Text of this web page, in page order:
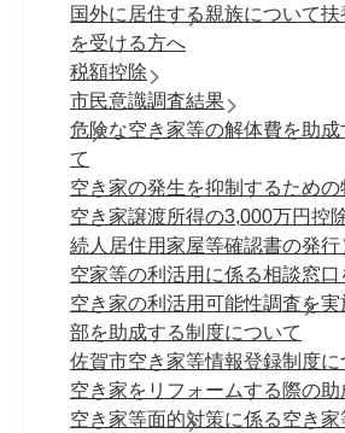
国外に居住する親族について扶
を受ける方へ
税額控除
市民意識調査結果
危険な空き家等の解体費を助
て
空き家の発生を抑制するため
空き家譲渡所得の3,000万円控
続人居住用家屋等確認書の発行
空家等の利活用に係る相談窓
空き家の利活用可能性調査を
部を助成する制度について
佐賀市空き家等情報登録制度に
空き家をリフォームする際の助
空き家等面的対策に係る空き